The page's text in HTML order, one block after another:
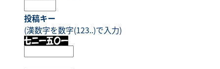
投稿キー
(漢数字を数字(123..)で入力)